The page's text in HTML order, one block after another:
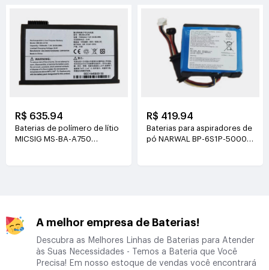
R$ 635.94
Baterias de polímero de lítio
MICSIG MS-BA-A750
R$ 419.94
Baterias para aspiradores de
pó NARWAL BP-6S1P-5000A
A melhor empresa de Baterias!
Descubra as Melhores Linhas de Baterias para Atender
às Suas Necessidades - Temos a Bateria que Você
Precisa! Em nosso estoque de vendas você encontrará